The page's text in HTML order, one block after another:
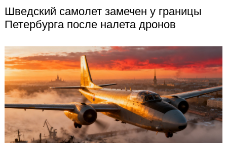
Шведский самолет замечен у границы
Петербурга после налета дронов